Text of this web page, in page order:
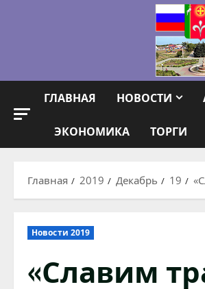
ГЛАВНАЯ НОВОСТИ
ЭКОНОМИКА ТОРГИ
Главная 2019 Декабрь 19
Новости 2019
«Славим